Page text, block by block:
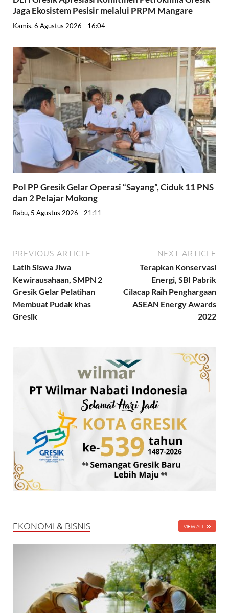
Jaga Ekosistem Pesisir melalui PRPM Mangare
Kamis, 6 Agustus 2026 - 16:04
Pol PP Gresik Gelar Operasi “Sayang”, Ciduk 11 PNS
dan 2 Pelajar Mokong
Rabu, 5 Agustus 2026 - 21:11
PREVIOUS ARTICLE
Latih Siswa Jiwa
Kewirausahaan, SMPN 2
Gresik Gelar Pelatihan
Membuat Pudak khas
Gresik
NEXT ARTICLE
Terapkan Konservasi
Energi, SBI Pabrik
Cilacap Raih Penghargaan
ASEAN Energy Awards
2022
EKONOMI & BISNIS VIEW ALL